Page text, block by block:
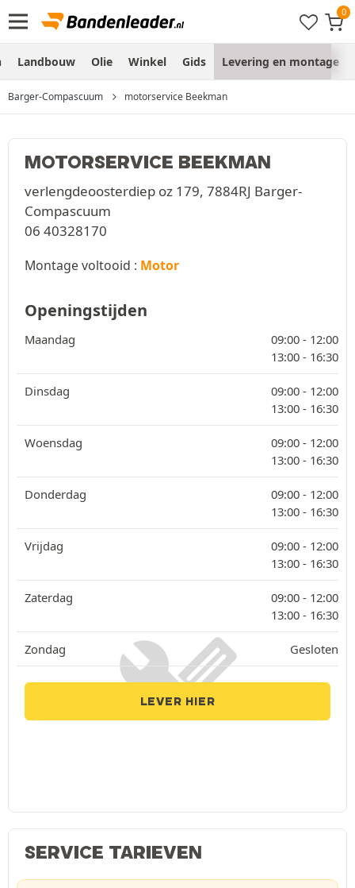
Landbouw Olie Winkel Gids Levering en montage
Barger-Compascuum motorservice Beekman
MOTORSERVICE BEEKMAN
verlengdeoosterdiep oz 179, 7884RJ Barger-
Compascuum
06 40328170
Montage voltooid : Motor
Openingstijden
Maandag 09:00 - 12:00
13:00 - 16:30
Dinsdag 09:00 - 12:00
13:00 - 16:30
Woensdag 09:00 - 12:00
13:00 - 16:30
Donderdag 09:00 - 12:00
13:00 - 16:30
Vrijdag 09:00 - 12:00
13:00 - 16:30
Zaterdag 09:00 - 12:00
13:00 - 16:30
Zondag Gesloten
LEVER HIER
SERVICE TARIEVEN